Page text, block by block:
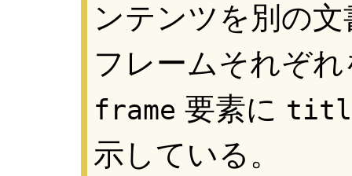
ンテンツを別の
フレームそれぞ
frame 要素に
示している。